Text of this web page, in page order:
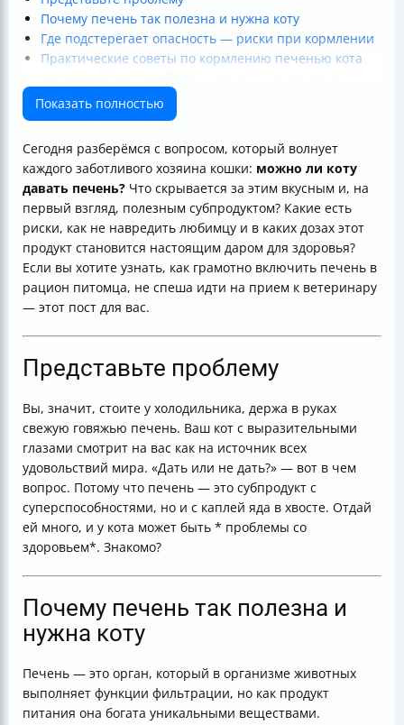
Почему печень так полезна и нужна коту
Где подстерегает опасность — риски при кормлении
Практические советы по кормлению печенью кота
Заключение — ваша ответственность за питомца
Полезные ссылки
Показать полностью
Сегодня разберёмся с вопросом, который волнует
каждого заботливого хозяина кошки: можно ли коту
давать печень? Что скрывается за этим вкусным и, на
первый взгляд, полезным субпродуктом? Какие есть
риски, как не навредить любимцу и в каких дозах этот
продукт становится настоящим даром для здоровья?
Если вы хотите узнать, как грамотно включить печень в
рацион питомца, не спеша идти на прием к ветеринару
— этот пост для вас.
Представьте проблему
Вы, значит, стоите у холодильника, держа в руках
свежую говяжью печень. Ваш кот с выразительными
глазами смотрит на вас как на источник всех
удовольствий мира. «Дать или не дать?» — вот в чем
вопрос. Потому что печень — это субпродукт с
суперспособностями, но и с каплей яда в хвосте. Отдай
ей много, и у кота может быть * проблемы со
здоровьем*. Знакомо?
Почему печень так полезна и
нужна коту
Печень — это орган, который в организме животных
выполняет функции фильтрации, но как продукт
питания она богата уникальными веществами.